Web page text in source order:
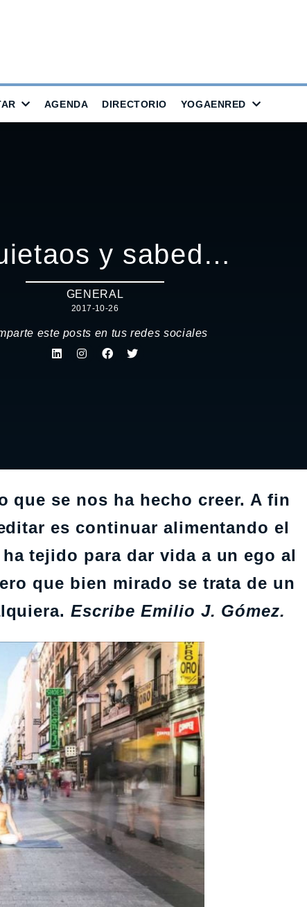
AGENDA DIRECTORIO YOGAENRED
y sabed…
GENERAL
2017-10-26
este posts en tus redes sociales
que se nos ha hecho creer. A fin
es continuar alimentando el
tejido para dar vida a un ego al
que bien mirado se trata de un
Escribe Emilio J. Gómez.